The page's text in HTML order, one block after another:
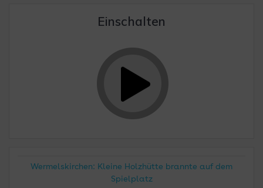
Einschalten
Wermelskirchen: Kleine Holzhütte brannte auf dem
Spielplatz